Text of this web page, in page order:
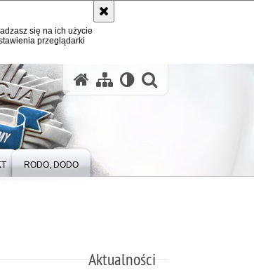
się na ich użycie
przeglądarki
RODO, DODO
Aktualności